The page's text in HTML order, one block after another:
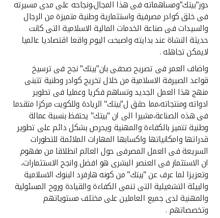
اتصل بنا
مواقع الفروع وأجهزة الصرف الآلي
ألمانيا
ماليزيا
تركيا
مصر
المملكة المتحدة
مملكة البحرين
دور"بيتك"ومساهماته فى هذا المجال،ونجاحه على مدى مسيرته
فى خلق كوادر مصرفية واستثمارية وطنية متميزة من الرجال
والسيدات فى صناعة الخدمات المالية الاسلامية التى كانت
حديثة النشاة عند بدايته واصبحت اليوم واقعا اقتصاديا عالميا
لايمكن تجاهله .
واضاف العمر فى تصريح صحفى بان"بيتك" نجح فى ترسيخ
قواعد الصيرفة الاسلامية من خلال تخريج كوادر وطنية تتبنى
منهج هذا العمل الجديد وتساهم فكريا وعمليا فى تطوير
ادواته ومنتجاته،مما حقق ل"بيتك" الريادة وللكويت مركزا متقدما
فى هذه الصناعة،مشيرا الى ان "بيتك" يحتفظ بنسبة عمالة
وطنية تتميز بالكفاءة والمهنية ويحرص بشكل دائم على تطوير
قدراتها وامكانياتها واكسابها المهارات الملائمة للتطورات
السريعة فى العمل المصرفى حول العالم انطلاقا من مفهوم
ان الاستثمار فى العنصر البشرى هو افضل وانجح الاستثمارات،
وتعزيزا لما عرف عن "بيتك" من كونه هارفرد البنوك الاسلامية
والبيئة التشغيلية التى تنمى الكفاءة والقيادة وروح المسئولية
والمهنية لدى جميع العاملين على مختلف مستوياتهم
وتخصصاتهم .